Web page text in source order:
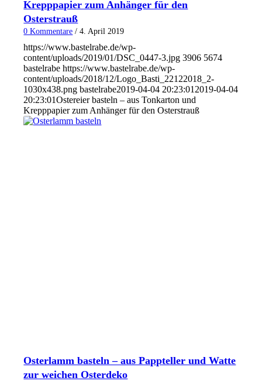
Krepppapier zum Anhänger für den
Osterstrauß
0 Kommentare / 4. April 2019
https://www.bastelrabe.de/wp-
content/uploads/2019/01/DSC_0447-3.jpg 3906 5674
bastelrabe https://www.bastelrabe.de/wp-
content/uploads/2018/12/Logo_Basti_22122018_2-
1030x438.png bastelrabe2019-04-04 20:23:01 2019-04-04
20:23:01Ostereier basteln – aus Tonkarton und
Krepppapier zum Anhänger für den Osterstrauß
Osterlamm basteln – aus Pappteller und Watte
zur weichen Osterdeko